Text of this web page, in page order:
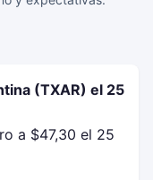
(TXAR) el 25
a $47,30 el 25